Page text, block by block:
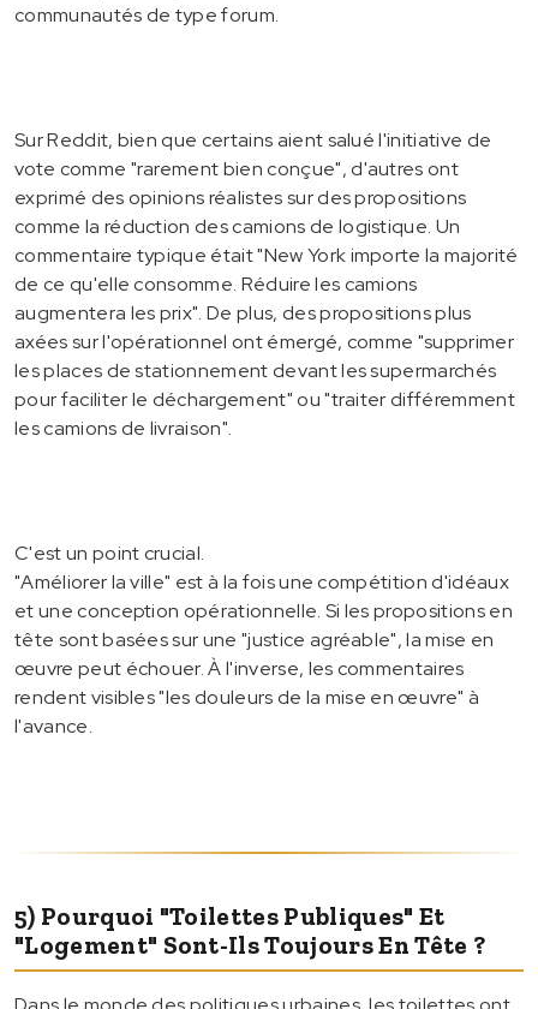
communautés de type forum.
Sur Reddit, bien que certains aient salué l'initiative de
vote comme "rarement bien conçue", d'autres ont
exprimé des opinions réalistes sur des propositions
comme la réduction des camions de logistique. Un
commentaire typique était "New York importe la majorité
de ce qu'elle consomme. Réduire les camions
augmentera les prix". De plus, des propositions plus
axées sur l'opérationnel ont émergé, comme "supprimer
les places de stationnement devant les supermarchés
pour faciliter le déchargement" ou "traiter différemment
les camions de livraison".
C'est un point crucial.
"Améliorer la ville" est à la fois une compétition d'idéaux
et une conception opérationnelle. Si les propositions en
tête sont basées sur une "justice agréable", la mise en
œuvre peut échouer. À l'inverse, les commentaires
rendent visibles "les douleurs de la mise en œuvre" à
l'avance.
5) Pourquoi "toilettes Publiques" Et
"logement" Sont-Ils Toujours En Tête ?